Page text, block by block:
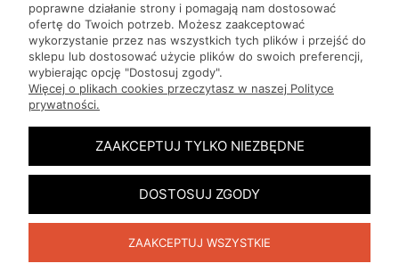
Pomoc
Moje konto
Płatności i dostawa
Informacje
O nas
Producenci
poprawne działanie strony i pomagają nam dostosować
ofertę do Twoich potrzeb. Możesz zaakceptować
wykorzystanie przez nas wszystkich tych plików i przejść do
sklepu lub dostosować użycie plików do swoich preferencji,
wybierając opcję "Dostosuj zgody".
Więcej o plikach cookies przeczytasz w naszej Polityce
prywatności.
ZAAKCEPTUJ TYLKO NIEZBĘDNE
DOSTOSUJ ZGODY
ZAAKCEPTUJ WSZYSTKIE